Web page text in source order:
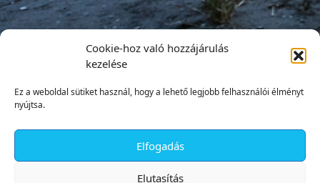
Cookie-hoz való hozzájárulás
kezelése
Ez a weboldal sütiket használ, hogy a lehető legjobb felhasználói élményt
nyújtsa.
Elfogadás
Elutasítás
✕